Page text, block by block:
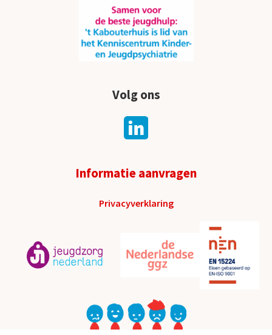
Volg ons
Informatie aanvragen
Privacyverklaring